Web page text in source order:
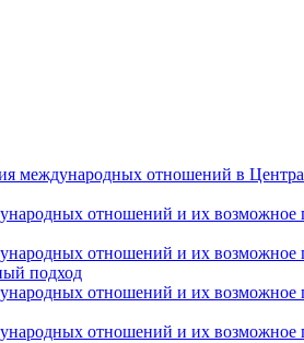
международных отношений в
отношений и их возможное
отношений и их возможное
подход
отношений и их возможное
отношений и их возможное